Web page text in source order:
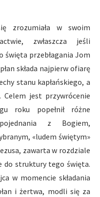
zrozumiała w swoim
zwłaszcza jeśli
święta przebłagania Jom
składa najpierw ofiarę
stanu kapłańskiego, a
Celem jest przywrócenie
roku popełnił różne
z Bogiem,
«ludem świętym»
zawarta w rozdziale
do struktury tego święta.
w momencie składania
i żertwa, modli się za